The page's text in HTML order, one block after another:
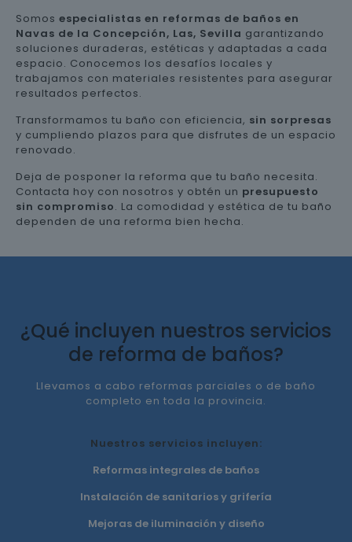
Somos especialistas en reformas de baños en
Navas de la Concepción, Las, Sevilla garantizando
soluciones duraderas, estéticas y adaptadas a cada
espacio. Conocemos los desafíos locales y
trabajamos con materiales resistentes para asegurar
resultados perfectos.
Transformamos tu baño con eficiencia, sin sorpresas
y cumpliendo plazos para que disfrutes de un espacio
renovado.
Deja de posponer la reforma que tu baño necesita.
Contacta hoy con nosotros y obtén un presupuesto
sin compromiso. La comodidad y estética de tu baño
dependen de una reforma bien hecha.
¿Qué incluyen nuestros servicios
de reforma de baños?
Llevamos a cabo reformas parciales o de baño
completo en toda la provincia.
Nuestros servicios incluyen:
Reformas integrales de baños
Instalación de sanitarios y grifería
Mejoras de iluminación y diseño